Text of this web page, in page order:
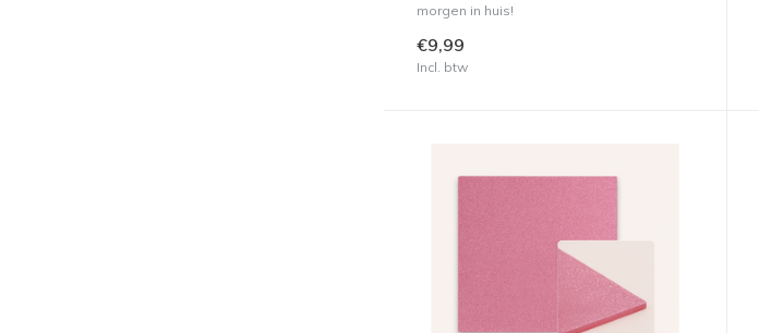
morgen in huis!
€9,99
Incl. btw